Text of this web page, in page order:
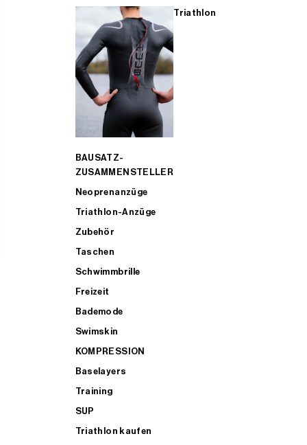
Triathlon
BAUSATZ-
ZUSAMMENSTELLER
Neoprenanzüge
Triathlon-Anzüge
Zubehör
Taschen
Schwimmbrille
Freizeit
Bademode
Swimskin
KOMPRESSION
Baselayers
Training
SUP
Triathlon kaufen